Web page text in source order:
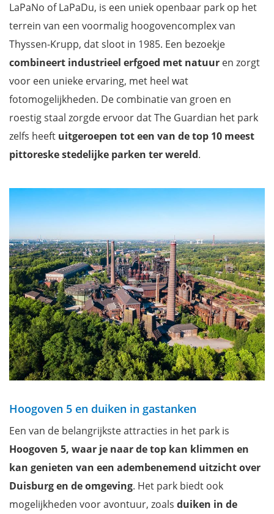
LaPaNo of LaPaDu, is een uniek openbaar park op het
terrein van een voormalig hoogovencomplex van
Thyssen-Krupp, dat sloot in 1985. Een bezoekje
combineert industrieel erfgoed met natuur en zorgt
voor een unieke ervaring, met heel wat
fotomogelijkheden. De combinatie van groen en
roestig staal zorgde ervoor dat The Guardian het park
zelfs heeft uitgeroepen tot een van de top 10 meest
pittoreske stedelijke parken ter wereld.
Hoogoven 5 en duiken in gastanken
Een van de belangrijkste attracties in het park is
Hoogoven 5, waar je naar de top kan klimmen en
kan genieten van een adembenemend uitzicht over
Duisburg en de omgeving. Het park biedt ook
mogelijkheden voor avontuur, zoals duiken in de